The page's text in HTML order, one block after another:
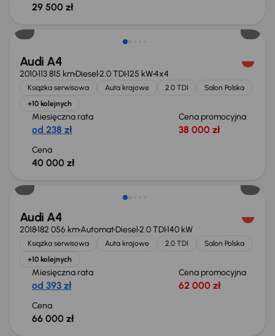
29 500 zł
Audi A4
2010113 815 kmDiesel2.0 TDI125 kW4x4
Książka serwisowa Auta krajowe 2.0 TDI
Salon Polska
+10 kolejnych
Miesięczna rata
od 238 zł
Cena promocyjna
38 000 zł
Cena
40 000 zł
Audi A4
2018182 056 kmAutomatDiesel2.0 TDI140 kW
Książka serwisowa Auta krajowe 2.0 TDI
Salon Polska
+10 kolejnych
Miesięczna rata
od 393 zł
Cena promocyjna
62 000 zł
Cena
66 000 zł